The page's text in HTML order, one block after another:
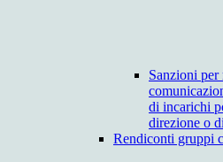
Sanzioni per
di incarichi
direzione o
Rendiconti gruppi